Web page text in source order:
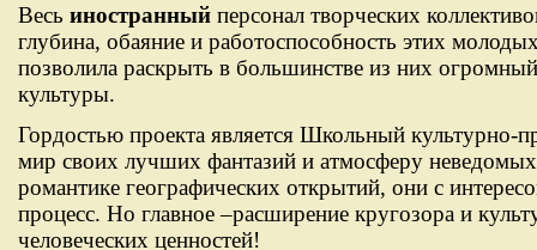
Весь иностранный персонал творческих
глубина, обаяние и работоспособность этих
позволила раскрыть в большинстве из них
культуры.
Гордостью проекта является Школьный культурно-
мир своих лучших фантазий и атмосферу
романтике географических открытий, они с
процесс. Но главное –расширение кругозора и
человеческих ценностей!